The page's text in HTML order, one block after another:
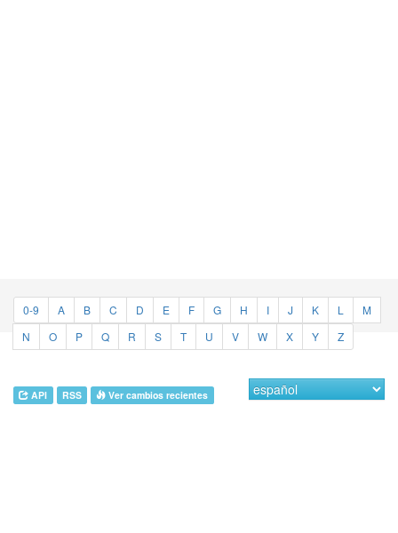
0-9 A B C D E F G H I J K L
M
N
O P Q R S T U V W X Y Z
API RSS Ver cambios recientes